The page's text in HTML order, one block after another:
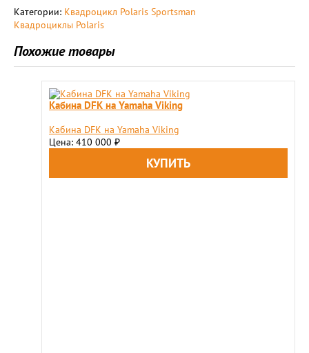
Категории: Квадроцикл Polaris Sportsman
Квадроциклы Polaris
Похожие товары
Кабина DFK на Yamaha Viking
Кабина DFK на Yamaha Viking
Цена: 410 000 ₽